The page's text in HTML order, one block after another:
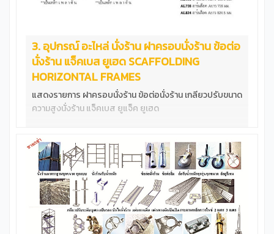
3. อุปกรณ์ อะไหล่ นั่งร้าน ฝาครอบนั่งร้าน ข้อต่อ
นั่งร้าน แจ็คเบส ยูเฮด SCAFFOLDING
HORIZONTAL FRAMES
แสดงรายการ ฝาครอบนั่งร้าน ข้อต่อนั่งร้าน เกลียวปรับขนาด
ความสูงนั่งร้าน แจ็คเบส ยูแจ็ค ยูเฮด